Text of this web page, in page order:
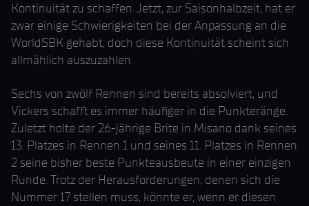
Kontinuität zu schaffen. Jetzt, zur Saisonhalbzeit, hat er
zwar einige Schwierigkeiten bei der Anpassung an die
WorldSBK gehabt, doch diese Kontinuität scheint sich
allmählich auszuzahlen.
Sechs von zwölf Rennen sind bereits absolviert, und
Vickers schafft es immer häufiger in die Punkteränge.
Zuletzt holte der 26-jährige Brite in Misano dank seines
13. Platzes in Rennen 1 und seines 11. Platzes in Rennen
2 seine bisher beste Punkteausbeute in einer einzigen
Runde. Trotz der Herausforderungen, denen sich die
Nummer 17 stellen muss, könnte er, wenn er diesen